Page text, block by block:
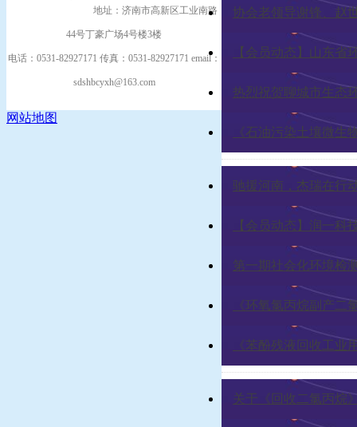
协会老领导谢锋、赵
【会员动态】山东省
热烈祝贺聊城市生态
《石油污染土壤微生
驰援河南，杰瑞在行
【会员动态】润一科
第一期社会化环境检
《环氧氯丙烷副产二
《苯酚残液回收工业
关于《回收二氯丙烷
地址：济南市高新区工业南路
44号丁豪广场4号楼3楼
电话：0531-82927171 传真：0531-82927171 email：
sdshbcyxh@163.com
网站地图